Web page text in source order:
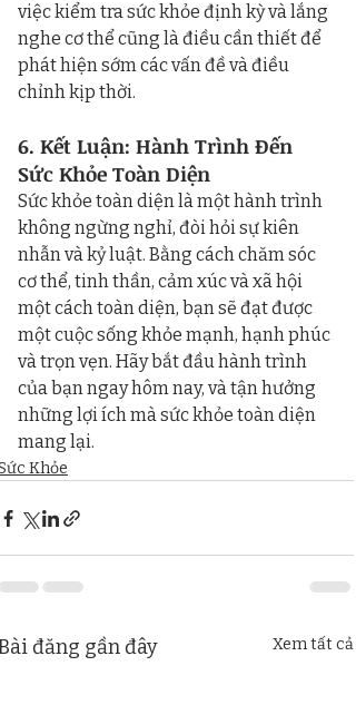
việc kiểm tra sức khỏe định kỳ và lắng
nghe cơ thể cũng là điều cần thiết để
phát hiện sớm các vấn đề và điều
chỉnh kịp thời.
6. Kết Luận: Hành Trình Đến
Sức Khỏe Toàn Diện
Sức khỏe toàn diện là một hành trình
không ngừng nghỉ, đòi hỏi sự kiên
nhẫn và kỷ luật. Bằng cách chăm sóc
cơ thể, tinh thần, cảm xúc và xã hội
một cách toàn diện, bạn sẽ đạt được
một cuộc sống khỏe mạnh, hạnh phúc
và trọn vẹn. Hãy bắt đầu hành trình
của bạn ngay hôm nay, và tận hưởng
những lợi ích mà sức khỏe toàn diện
mang lại.
Khỏe
đăng gần đây Xem tất cả